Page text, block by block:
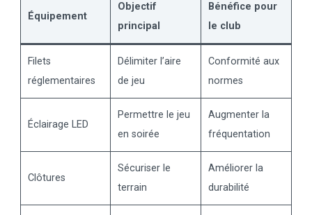
Équipement
Objectif
principal
Bénéfice pour
le club
Filets
réglementaires
Délimiter l’aire
de jeu
Conformité aux
normes
Éclairage LED
Permettre le jeu
en soirée
Augmenter la
fréquentation
Clôtures
Sécuriser le
terrain
Améliorer la
durabilité